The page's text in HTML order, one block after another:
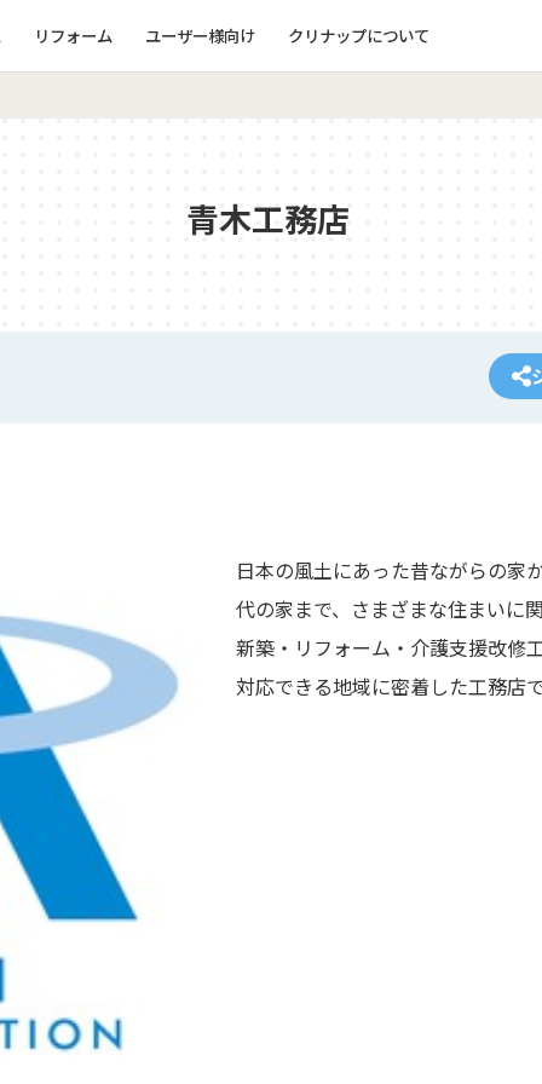
リフォーム ユーザー様向け クリナップについて
青木工務店
日本の風土にあった昔ながらの家
代の家まで、さまざまな住まいに
新築・リフォーム・介護支援改修
対応できる地域に密着した工務店